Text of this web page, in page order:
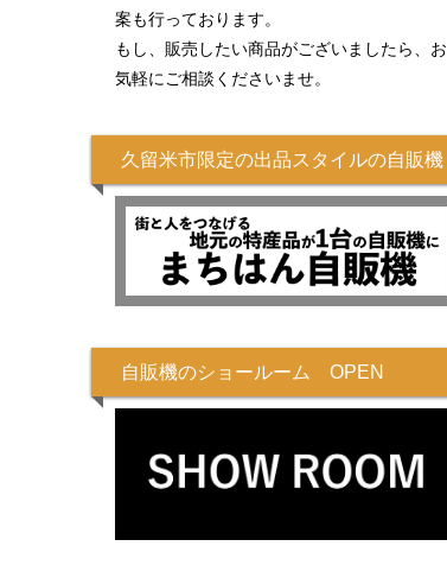
案も行っております。
もし、販売したい商品がございましたら、お
気軽にご相談くださいませ。
久留米市限定の出品スタイルの自販機
自販機のショールーム OPEN